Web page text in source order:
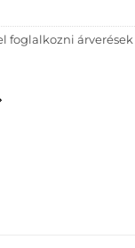
foglalkozni